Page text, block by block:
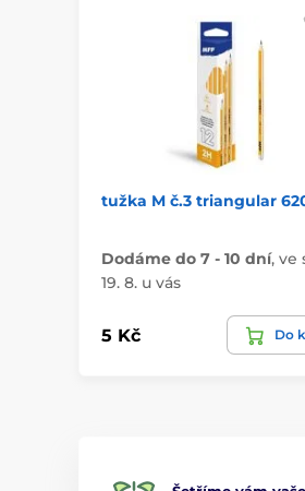
tužka M č.3 triangular
Dodáme do 7 - 10 dní, ve
19. 8. u vás
5 Kč Do